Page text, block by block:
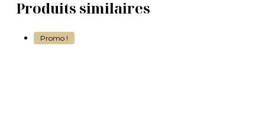
Produits similaires
Promo !